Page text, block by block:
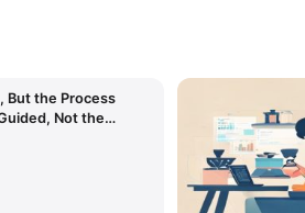
But the Process
Not the